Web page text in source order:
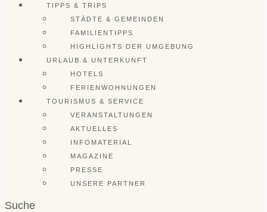
TIPPS & TRIPS
STÄDTE & GEMEINDEN
FAMILIENTIPPS
HIGHLIGHTS DER UMGEBUNG
URLAUB & UNTERKUNFT
HOTELS
FERIENWOHNUNGEN
TOURISMUS & SERVICE
VERANSTALTUNGEN
AKTUELLES
INFOMATERIAL
MAGAZINE
PRESSE
UNSERE PARTNER
Suche